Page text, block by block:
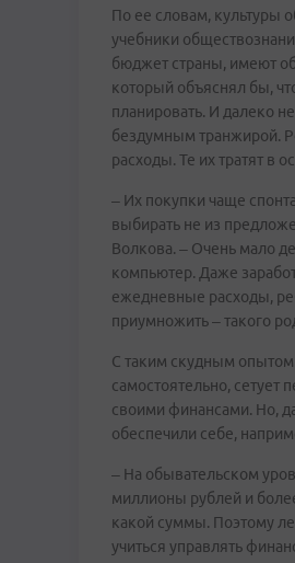
По ее словам, культуры
учебники
бюджет страны, имеют
который объяснял бы,
планировать. И далеко
бездумным транжирой.
расходы. Те их тратят в
– Их покупки чаще
выбирать не из
Волкова. – Очень мало
компьютер. Даже
ежедневные расходы,
приумножить – такого
С таким скудным опытом
самостоятельно, сетует
своими финансами. Но,
обеспечили себе,
– На обывательском
миллионы рублей и
какой суммы. Поэтому
учиться управлять